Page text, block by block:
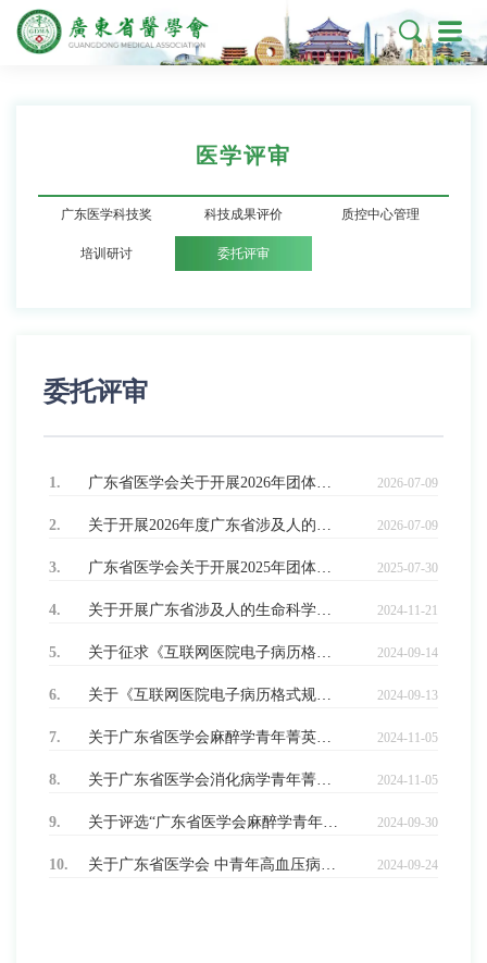

医学评审
广东医学科技奖 科技成果评价 质控中心管理
培训研讨 委托评审
委托评审
2026-07-09
1. 广东省医学会关于开展2026年团体标准制修订项目征集工作的通知
2026-07-09
2. 关于开展2026年度广东省涉及人的生命科学和医学研究区域伦理审查工作的通知
2025-07-30
3. 广东省医学会关于开展2025年团体标准立项申报工作的通知
2024-11-21
4. 关于开展广东省涉及人的生命科学和医学研究区域伦理审查工作的通知
2024-09-14
5. 关于征求《互联网医院电子病历格式规范及质量控制》《互联网医院制度管理规范》《宫颈癌实验室检测数据集》团体标准意见的通知
2024-09-13
6. 关于《互联网医院电子病历格式规范及质量控制》《互联网医院制度管理规范》《宫颈癌实验室检测数据集》团体标准的立项公告和征集起草单位的通知
2024-11-05
7. 关于广东省医学会麻醉学青年菁英获奖名单的公示
2024-11-05
8. 关于广东省医学会消化病学青年菁英获奖名单的公示
2024-09-30
9. 关于评选“广东省医学会麻醉学青年菁英”的通知
2024-09-24
10. 关于广东省医学会 中青年高血压病学菁英获奖名单的公示